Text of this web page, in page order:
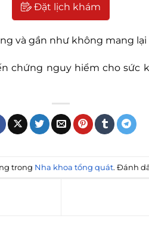
Đặt lịch khám
và gần như không mang
chứng nguy hiểm cho sức
trong Nha khoa tổng quát. Đánh